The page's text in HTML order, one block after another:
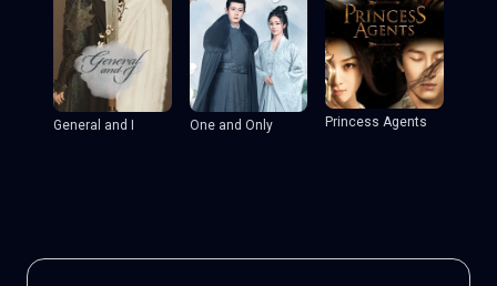
General and I One and Only Princess Agents